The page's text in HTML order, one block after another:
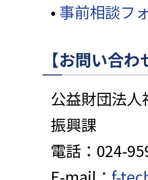
• 事前相談フ
【お問い合わ
公益財団法
振興課
電話：024-